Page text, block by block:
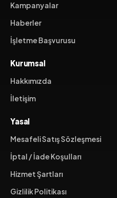
Kampanyalar
Haberler
İşletme Başvurusu
Kurumsal
Hakkımızda
İletişim
Yasal
Mesafeli Satış Sözleşmesi
İptal / İade Koşulları
Hizmet Şartları
Gizlilik Politikası